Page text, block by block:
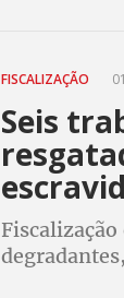
FISCALIZAÇÃO
Seis